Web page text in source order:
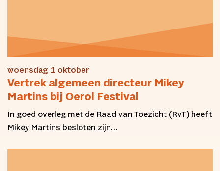
woensdag 1 oktober
Vertrek algemeen directeur Mikey
Martins bij Oerol Festival
In goed overleg met de Raad van Toezicht (RvT) heeft
Mikey Martins besloten zijn…